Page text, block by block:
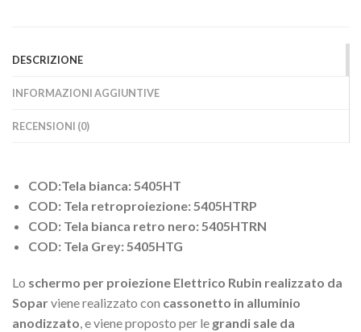
DESCRIZIONE
INFORMAZIONI AGGIUNTIVE
RECENSIONI (0)
COD:Tela bianca: 5405HT
COD: Tela retroproiezione: 5405HTRP
COD: Tela bianca retro nero: 5405HTRN
COD: Tela Grey: 5405HTG
Lo schermo per proiezione Elettrico Rubin realizzato da
Soparviene realizzato con cassonetto in alluminio
anodizzato, e viene proposto per le grandi sale da